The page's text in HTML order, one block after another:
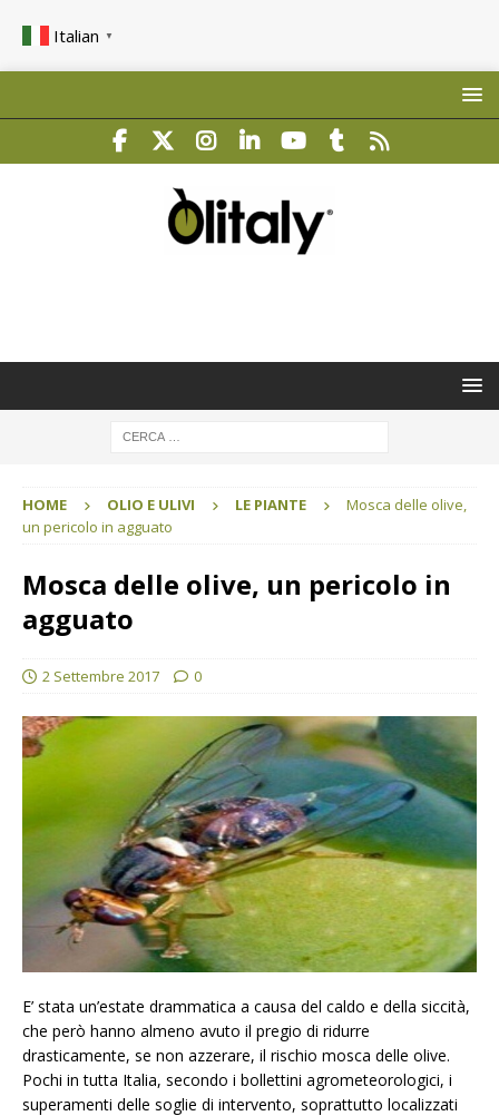
Italian ▼
HOME OLIO E ULIVI LE PIANTE
Mosca delle olive,
un pericolo in agguato
Mosca delle olive, un pericolo in
agguato
2 Settembre 2017 0
E’ stata un’estate drammatica a causa del caldo e della siccità,
che però hanno almeno avuto il pregio di ridurre
drasticamente, se non azzerare, il rischio mosca delle olive.
Pochi in tutta Italia, secondo i bollettini agrometeorologici, i
superamenti delle soglie di intervento, soprattutto localizzati